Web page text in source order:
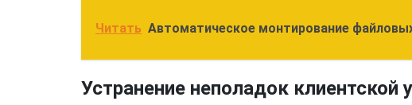
Читать Автоматическое монтирование
Устранение неполадок клиентской